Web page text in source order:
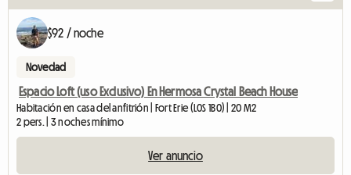
$92 / noche
Novedad
Espacio Loft (uso Exclusivo) En Hermosa Crystal Beach House
Habitación en casa del anfitrión | Fort Erie (L0S 1B0) | 20 M2
2 pers. | 3 noches mínimo
Ver anuncio